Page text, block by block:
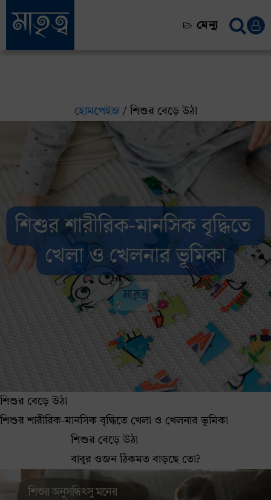
মেন্যু
হোমপেইজ/ শিশুর বেড়ে উঠা
শিশুর বেড়ে উঠা
শিশুর শারীরিক-মানসিক বৃদ্ধিতে খেলা ও খেলনার ভূমিকা
শিশুর বেড়ে উঠা
বাবুর ওজন ঠিকমত বাড়ছে তো?